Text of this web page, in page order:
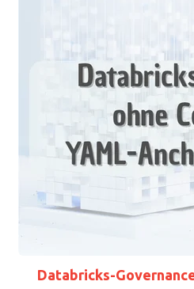
Databricks-